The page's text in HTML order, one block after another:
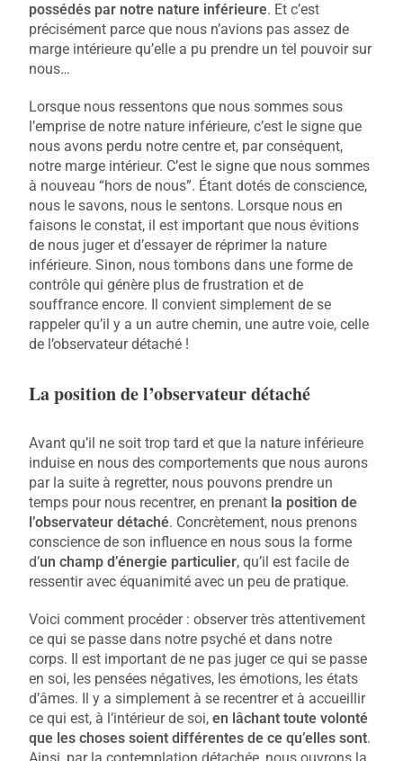
possédés par notre nature inférieure. Et c’est
précisément parce que nous n’avions pas assez de
marge intérieure qu’elle a pu prendre un tel pouvoir sur
nous…
Lorsque nous ressentons que nous sommes sous
l’emprise de notre nature inférieure, c’est le signe que
nous avons perdu notre centre et, par conséquent,
notre marge intérieur. C’est le signe que nous sommes
à nouveau “hors de nous”. Étant dotés de conscience,
nous le savons, nous le sentons. Lorsque nous en
faisons le constat, il est important que nous évitions
de nous juger et d’essayer de réprimer la nature
inférieure. Sinon, nous tombons dans une forme de
contrôle qui génère plus de frustration et de
souffrance encore. Il convient simplement de se
rappeler qu’il y a un autre chemin, une autre voie, celle
de l’observateur détaché !
La position de l’observateur détaché
Avant qu’il ne soit trop tard et que la nature inférieure
induise en nous des comportements que nous aurons
par la suite à regretter, nous pouvons prendre un
temps pour nous recentrer, en prenant la position de
l’observateur détaché. Concrètement, nous prenons
conscience de son influence en nous sous la forme
d’un champ d’énergie particulier, qu’il est facile de
ressentir avec équanimité avec un peu de pratique.
Voici comment procéder : observer très attentivement
ce qui se passe dans notre psyché et dans notre
corps. Il est important de ne pas juger ce qui se passe
en soi, les pensées négatives, les émotions, les états
d’âmes. Il y a simplement à se recentrer et à accueillir
ce qui est, à l’intérieur de soi, en lâchant toute volonté
que les choses soient différentes de ce qu’elles sont.